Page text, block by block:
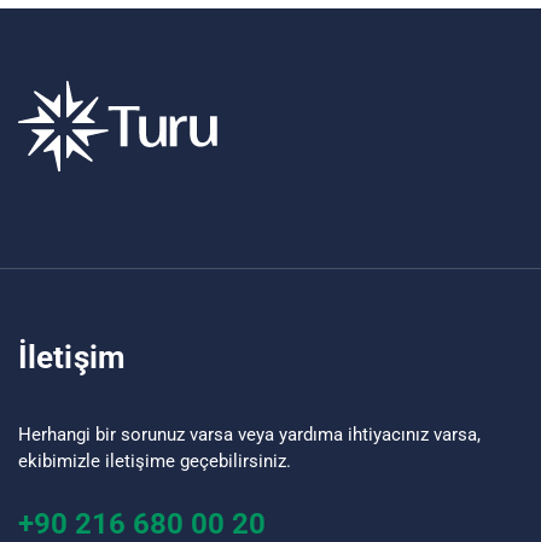
İletişim
Herhangi bir sorunuz varsa veya yardıma ihtiyacınız varsa,
ekibimizle iletişime geçebilirsiniz.
+90 216 680 00 20